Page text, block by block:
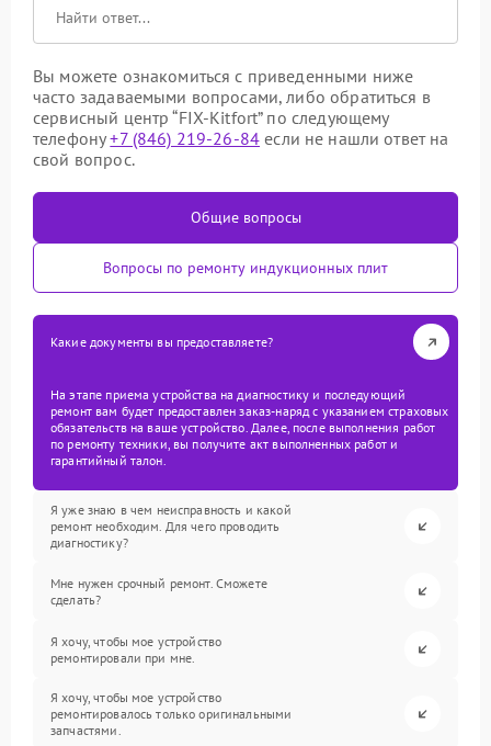
Вы можете ознакомиться с приведенными ниже
часто задаваемыми вопросами, либо обратиться в
сервисный центр “FIX-Kitfort” по следующему
телефону+7 (846) 219-26-84 если не нашли ответ на
свой вопрос.
Общие вопросы
Вопросы по ремонту индукционных плит
Какие документы вы предоставляете?
На этапе приема устройства на диагностику и последующий
ремонт вам будет предоставлен заказ-наряд с указанием страховых
обязательств на ваше устройство. Далее, после выполнения работ
по ремонту техники, вы получите акт выполненных работ и
гарантийный талон.
Я уже знаю в чем неисправность и какой
ремонт необходим. Для чего проводить
диагностику?
Мне нужен срочный ремонт. Сможете
сделать?
Я хочу, чтобы мое устройство
ремонтировали при мне.
Я хочу, чтобы мое устройство
ремонтировалось только оригинальными
запчастями.